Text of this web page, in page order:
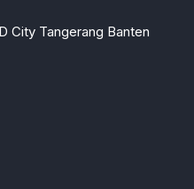
City Tangerang Banten